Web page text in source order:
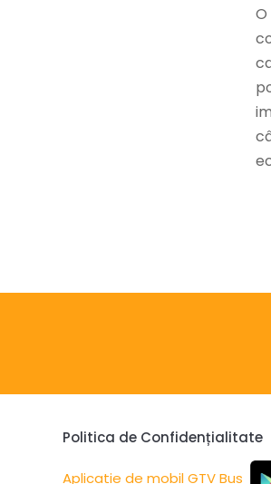
Politica de Confidențialitate
Aplicatie de mobil GTV Bus